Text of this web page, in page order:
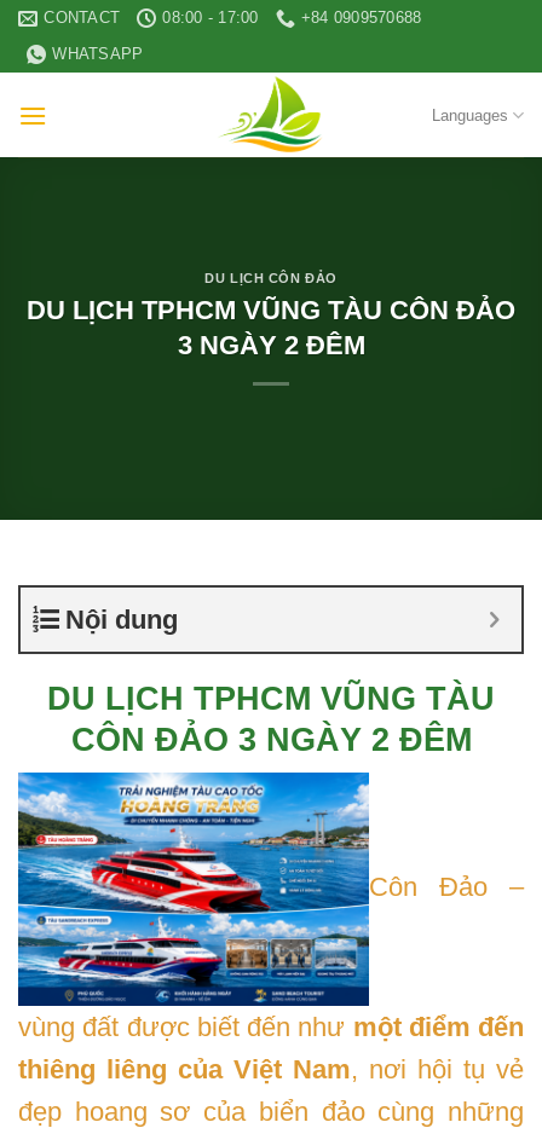
Skip
content
CONTACT 08:00 - 17:00
+84 0909570688
WHATSAPP
Languages
DU LỊCH CÔN ĐẢO
DU LỊCH TPHCM VŨNG TÀU CÔN ĐẢO
3 NGÀY 2 ĐÊM
Nội dung
DU LỊCH TPHCM VŨNG TÀU
CÔN ĐẢO 3 NGÀY 2 ĐÊM
Côn Đảo –
vùng đất được biết đến như một điểm đến
thiêng liêng của Việt Nam, nơi hội tụ vẻ
đẹp hoang sơ của biển đảo cùng những